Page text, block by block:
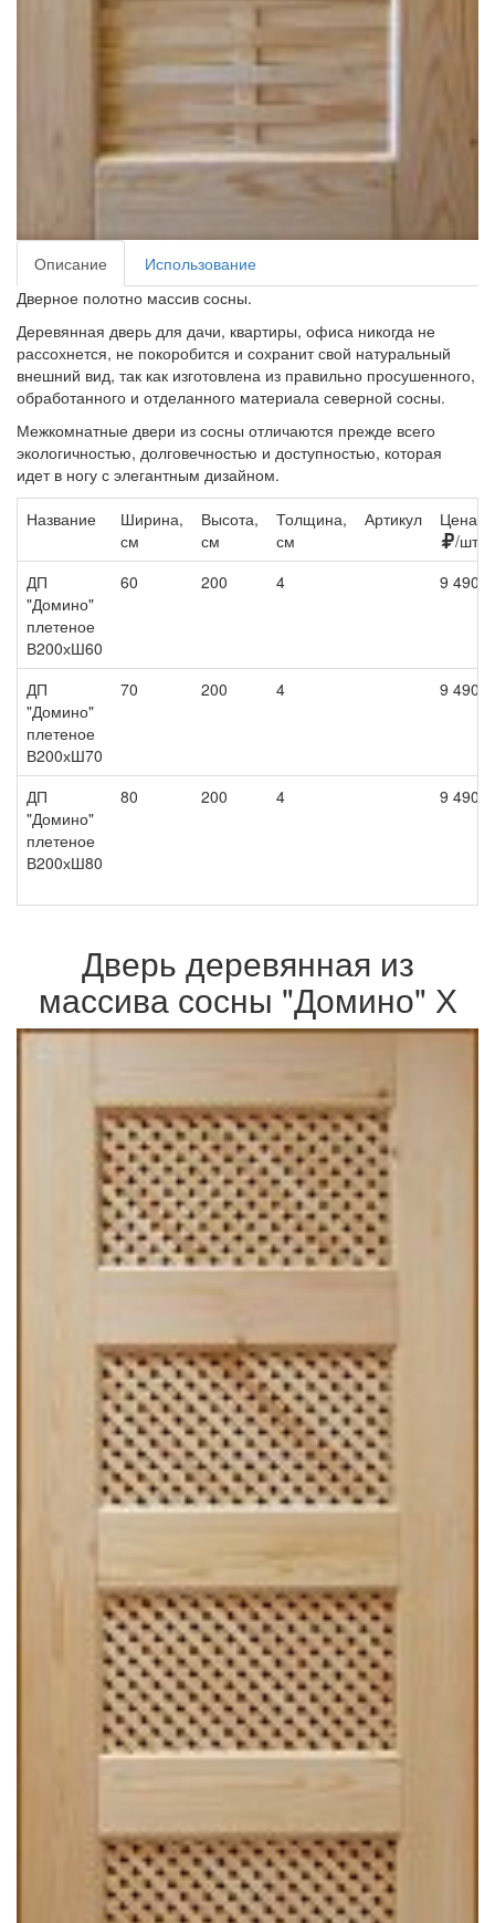
Описание
Использование
Дверное полотно массив сосны.
Деревянная дверь для дачи, квартиры, офиса никогда не
рассохнется, не покоробится и сохранит свой натуральный
внешний вид, так как изготовлена из правильно просушенного,
обработанного и отделанного материала северной сосны.
Межкомнатные двери из сосны отличаются прежде всего
экологичностью, долговечностью и доступностью, которая
идет в ногу с элегантным дизайном.
Название
Ширина,
см
Высота,
см
Толщина,
см
Артикул
Цена,
/шт
ДП
"Домино"
плетеное
В200хШ60
60 200 4 9 490
ДП
"Домино"
плетеное
В200хШ70
70 200 4 9 490
ДП
"Домино"
плетеное
В200хШ80
80 200 4 9 490
Дверь деревянная из
массива сосны "Домино" Х